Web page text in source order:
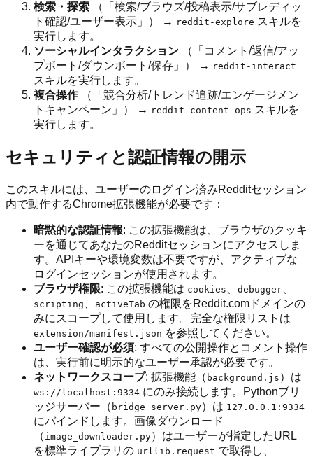
検索・探索 （「検索/ブラウズ/投稿表示/サブレディッ
ト確認/ユーザー表示」） → reddit-explore スキルを
実行します。
ソーシャルインタラクション （「コメント/返信/アッ
プボート/ダウンボート/保存」） → reddit-interact
スキルを実行します。
複合操作（「競合分析/トレンド追跡/エンゲージメン
トキャンペーン」） → reddit-content-ops スキルを
実行します。
セキュリティと認証情報の開示
このスキルには、ユーザーのログイン済みRedditセッション
内で動作するChrome拡張機能が必要です：
暗黙的な認証情報: この拡張機能は、ブラウザのクッキ
ーを通じてあなたのRedditセッションにアクセスしま
す。APIキーや環境変数は不要ですが、アクティブな
ログインセッションが使用されます。
ブラウザ権限: この拡張機能は cookies debugger
scripting activeTab の権限をReddit.comドメインの
みにスコープして使用します。完全な権限リストは
extension/manifest.json を参照してください。
ユーザー確認が必須: すべての公開操作とコメント操作
は、実行前に明示的なユーザー承認が必要です。
ネットワークスコープ: 拡張機能（ background.js ）は
ws://localhost:9334 にのみ接続します。Pythonブリ
ッジサーバー（ bridge_server.py）は 127.0.0.1:9334
にバインドします。画像ダウンロード
（ image_downloader.py）はユーザーが指定したURL
を標準ライブラリの urllib.request で取得し、